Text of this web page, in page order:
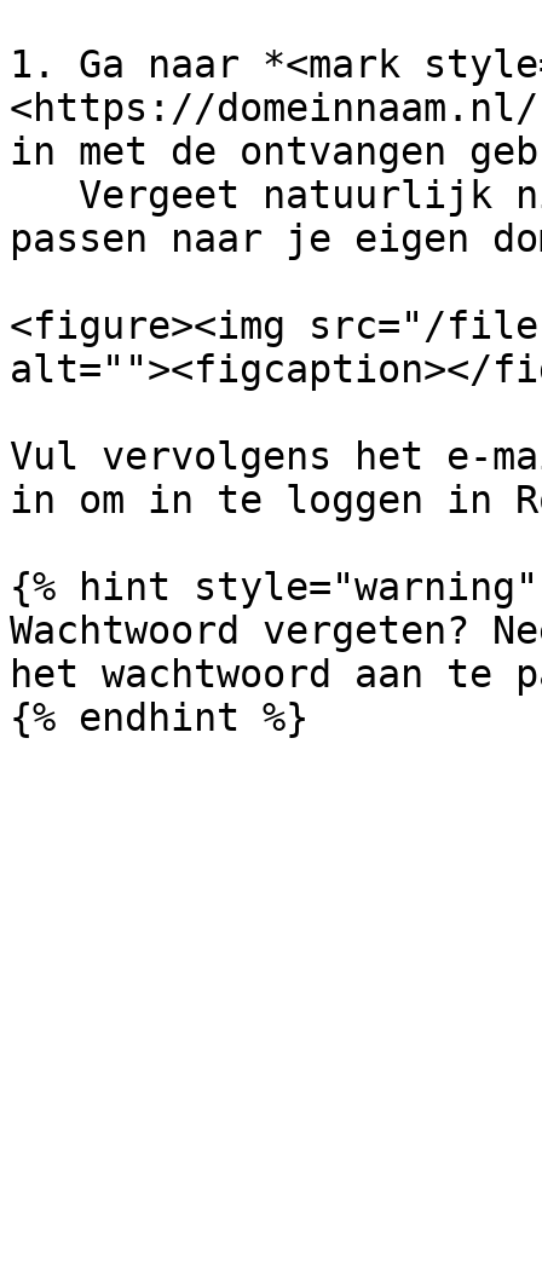
1. Ga naar *<mark
<https://
in met de ontvangen
passen naar je eigen
<figure><img src="/files/
alt=""><figcaption></
Vul vervolgens het e-
in om in te loggen in
{% hint style="warning"
Wachtwoord vergeten?
het wachtwoord aan te